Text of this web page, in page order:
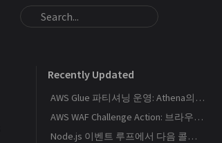
Recently Updated
AWS Glue 파티셔닝 운영: Athena의 S3 스캔량을 줄이는 Catalog와 Projection 설계
AWS WAF Challenge Action: 브라우저 토큰과 SPA 요청 경계를 이해하기
Node.js 이벤트 루프에서 다음 콜백이 실행되는 순서